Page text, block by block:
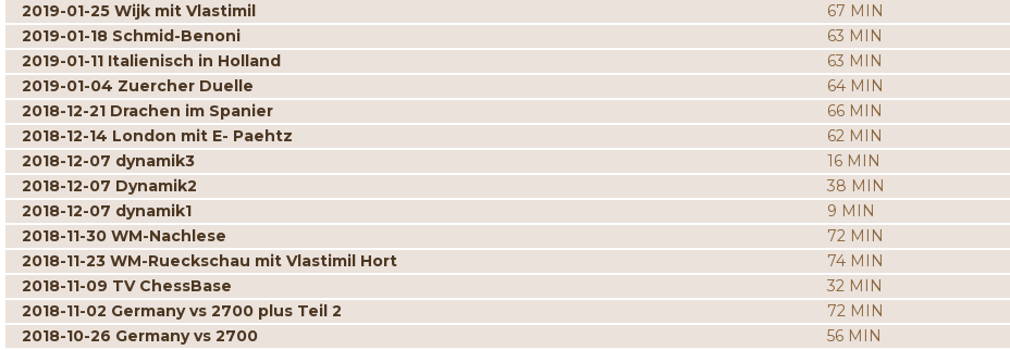
2019-01-25 Wijk mit Vlastimil
67 MIN
2019-01-18 Schmid-Benoni
63 MIN
2019-01-11 Italienisch in Holland
63 MIN
2019-01-04 Zuercher Duelle
64 MIN
2018-12-21 Drachen im Spanier
66 MIN
2018-12-14 London mit E- Paehtz
62 MIN
2018-12-07 dynamik3
16 MIN
2018-12-07 Dynamik2
38 MIN
2018-12-07 dynamik1
9 MIN
2018-11-30 WM-Nachlese
72 MIN
2018-11-23 WM-Rueckschau mit Vlastimil Hort
74 MIN
2018-11-09 TV ChessBase
32 MIN
2018-11-02 Germany vs 2700 plus Teil 2
72 MIN
2018-10-26 Germany vs 2700
56 MIN